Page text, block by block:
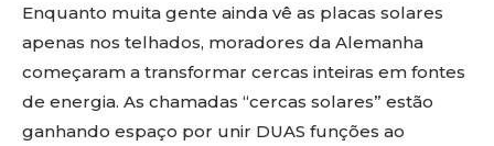
Enquanto muita gente ainda vê as placas solares
apenas nos telhados, moradores da Alemanha
começaram a transformar cercas inteiras em fontes
de energia. As chamadas “cercas solares” estão
ganhando espaço por unir DUAS funções ao